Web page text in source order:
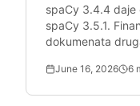
spaCy 3.4.4 daje
spaCy 3.5.1.
dokumenata
June 16, 2026 6